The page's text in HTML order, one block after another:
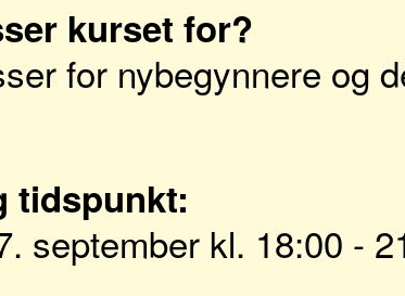
kurset for?
for nybegynnere og
tidspunkt:
september kl. 18:00 -